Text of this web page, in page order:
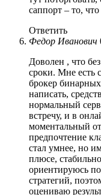
саппорт – то,
Ответить
Федор Иванович
Доволен , что
сроки. Мне есть
брокер
написать,
нормальный
встречу, и в
моментальный
предпочтение
стал умнее, но
плюсе,
ориентируюсь
стратегий,
оцениваю